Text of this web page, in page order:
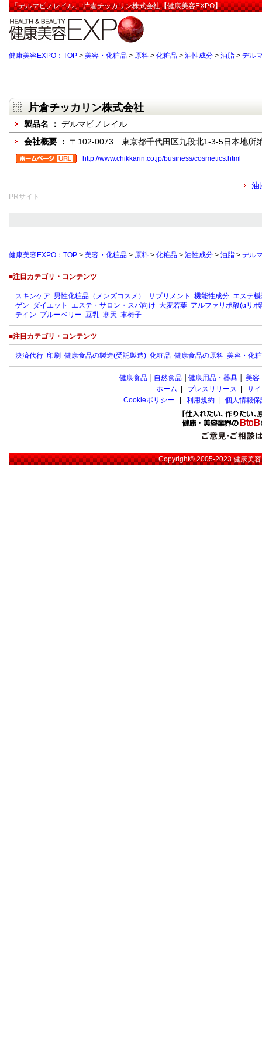
「デルマピノレイル」:片倉チッカリン株式会社【健康美容EXPO】
健康美容EXPO：TOP > 美容・化粧品 > 原料 > 化粧品 > 油性成分 > 油脂 > デル
片倉チッカリン株式会社
製品名 ： デルマピノレイル
会社概要 ： 〒102-0073 東京都千代田区九段北1-3-5日本地所
http://www.chikkarin.co.jp/business/cosmetics.html
油
PRサイト
健康美容EXPO：TOP > 美容・化粧品 > 原料 > 化粧品 > 油性成分 > 油脂 > デル
■注目カテゴリ・コンテンツ
スキンケア 男性化粧品（メンズコスメ） サプリメント 機能性成分 エステ
ゲン ダイエット エステ・サロン・スパ向け 大麦若葉 アルファリポ酸(αリポ
テイン ブルーベリー 豆乳 寒天 車椅子
■注目カテゴリ・コンテンツ
決済代行 印刷 健康食品の製造(受託製造) 化粧品 健康食品の原料 美容・化
健康食品 自然食品 健康用品・器具 美容
ホーム
プレスリリース
サ
Cookieポリシー
利用規約 個人情報
Copyright© 2005-2023健康美